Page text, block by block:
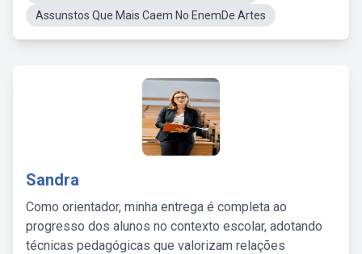
Assunstos Que Mais Caem No EnemDe Artes
Sandra
Como orientador, minha entrega é completa ao
progresso dos alunos no contexto escolar, adotando
técnicas pedagógicas que valorizam relações